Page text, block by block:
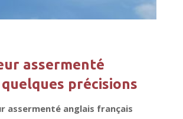
assermenté
précisions
assermenté anglais français